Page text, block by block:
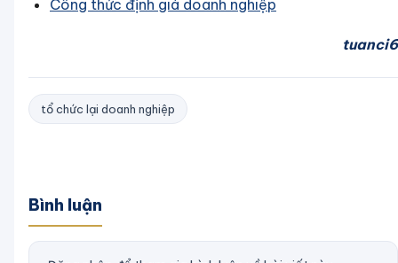
Công thức định giá doanh nghiệp
tuanci6
tổ chức lại doanh nghiệp
Bình luận